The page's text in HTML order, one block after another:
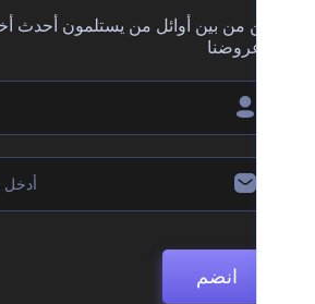
من بين أوائل من يستلمون أحدث أخبارنا